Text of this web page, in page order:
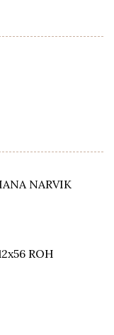
NARVIK
ROH